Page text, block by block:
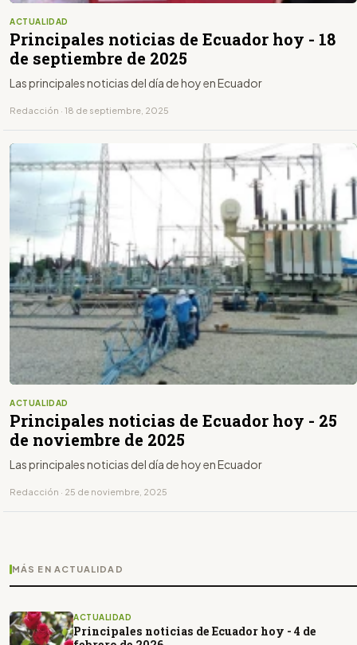
ACTUALIDAD
Principales noticias de Ecuador hoy - 18
de septiembre de 2025
Las principales noticias del día de hoy en Ecuador
Redacción · 18 de septiembre, 2025
ACTUALIDAD
Principales noticias de Ecuador hoy - 25
de noviembre de 2025
Las principales noticias del día de hoy en Ecuador
Redacción · 25 de noviembre, 2025
MÁS EN ACTUALIDAD
ACTUALIDAD
Principales noticias de Ecuador hoy - 4 de